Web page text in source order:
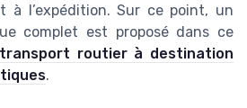
à l’expédition. Sur ce point, un
complet est proposé dans ce
routier à destination
.